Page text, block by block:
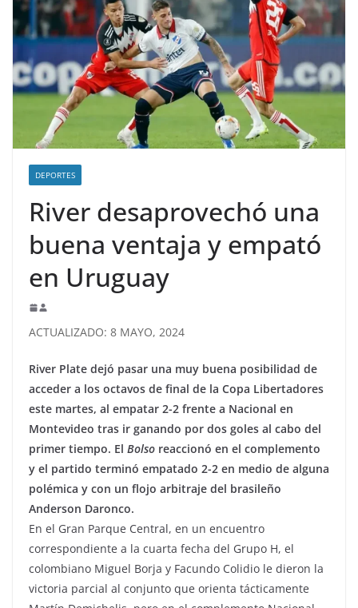
DEPORTES
River desaprovechó una
buena ventaja y empató
en Uruguay
ACTUALIZADO: 8 MAYO, 2024
River Plate dejó pasar una muy buena posibilidad de
acceder a los octavos de final de la Copa Libertadores
este martes, al empatar 2-2 frente a Nacional en
Montevideo tras ir ganando por dos goles al cabo del
primer tiempo. El Bolso reaccionó en el complemento
y el partido terminó empatado 2-2 en medio de alguna
polémica y con un flojo arbitraje del brasileño
Anderson Daronco.
En el Gran Parque Central, en un encuentro
correspondiente a la cuarta fecha del Grupo H, el
colombiano Miguel Borja y Facundo Colidio le dieron la
victoria parcial al conjunto que orienta tácticamente